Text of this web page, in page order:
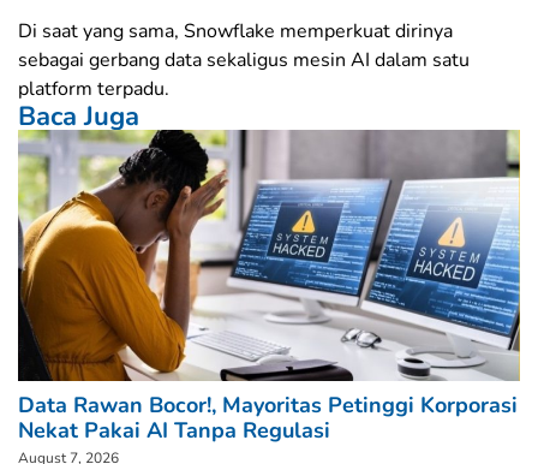
Di saat yang sama, Snowflake memperkuat dirinya
sebagai gerbang data sekaligus mesin AI dalam satu
platform terpadu.
Baca Juga
Data Rawan Bocor!, Mayoritas Petinggi Korporasi
Nekat Pakai AI Tanpa Regulasi
August 7, 2026